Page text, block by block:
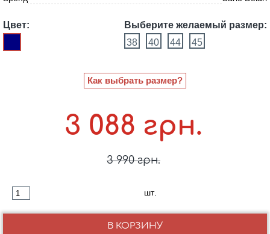
Цвет: Выберите желаемый размер:
38 40 44 45
Как выбрать размер?
3 088 грн.
3 990 грн.
шт.